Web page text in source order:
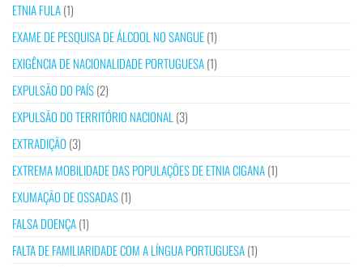
ETNIA FULA(1)
EXAME DE PESQUISA DE ÁLCOOL NO SANGUE(1)
EXIGÊNCIA DE NACIONALIDADE PORTUGUESA(1)
EXPULSÃO DO PAÍS(2)
EXPULSÃO DO TERRITÓRIO NACIONAL (3)
EXTRADIÇÃO (3)
EXTREMA MOBILIDADE DAS POPULAÇÕES DE ETNIA CIGANA(1)
EXUMAÇÃO DE OSSADAS(1)
FALSA DOENÇA(1)
FALTA DE FAMILIARIDADE COM A LÍNGUA PORTUGUESA(1)